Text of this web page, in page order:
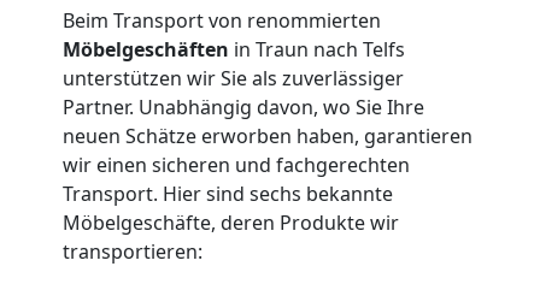
Beim Transport von renommierten
Möbelgeschäften in Traun nach Telfs
unterstützen wir Sie als zuverlässiger
Partner. Unabhängig davon, wo Sie Ihre
neuen Schätze erworben haben, garantieren
wir einen sicheren und fachgerechten
Transport. Hier sind sechs bekannte
Möbelgeschäfte, deren Produkte wir
transportieren: